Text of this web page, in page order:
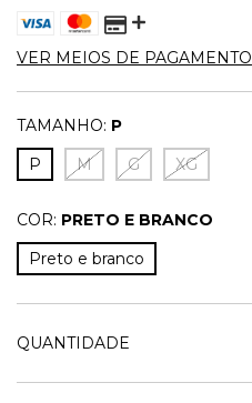
VER MEIOS DE PAGAMENTO
TAMANHO: P
P
M G XG
COR: PRETO E BRANCO
Preto e branco
QUANTIDADE